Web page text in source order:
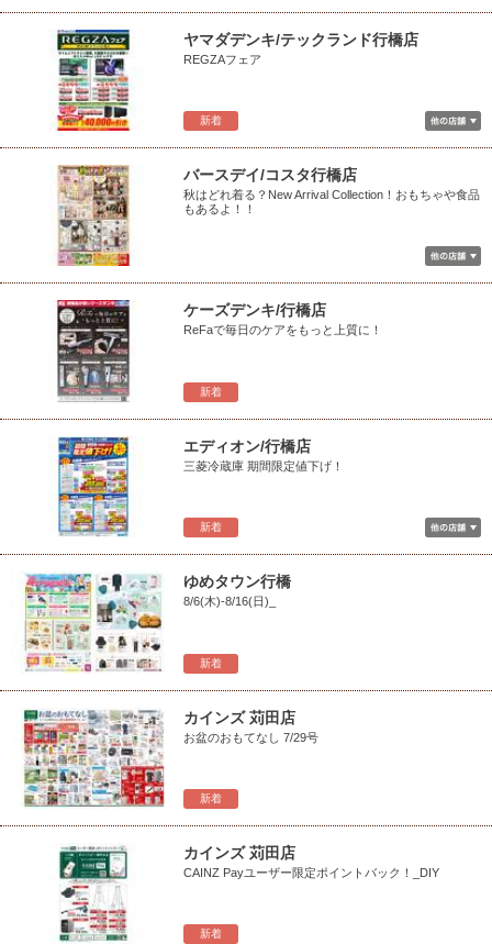
新着
ヤマダデンキ/テックランド行橋店
REGZAフェア
バースデイ/コスタ行橋店
秋はどれ着る？New Arrival Collection！おもちゃや食品
もあるよ！！
新着
ケーズデンキ/行橋店
ReFaで毎日のケアをもっと上質に！
新着
エディオン/行橋店
三菱冷蔵庫 期間限定値下げ！
新着
ゆめタウン行橋
8/6(木)-8/16(日)_
新着
カインズ 苅田店
お盆のおもてなし 7/29号
新着
カインズ 苅田店
CAINZ Payユーザー限定ポイントバック！_DIY